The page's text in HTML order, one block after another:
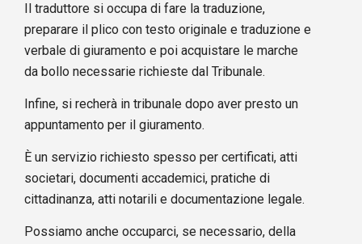
Il traduttore si occupa di fare la traduzione,
preparare il plico con testo originale e traduzione e
verbale di giuramento e poi acquistare le marche
da bollo necessarie richieste dal Tribunale.
Infine, si recherà in tribunale dopo aver presto un
appuntamento per il giuramento.
È un servizio richiesto spesso per certificati, atti
societari, documenti accademici, pratiche di
cittadinanza, atti notarili e documentazione legale.
Possiamo anche occuparci, se necessario, della